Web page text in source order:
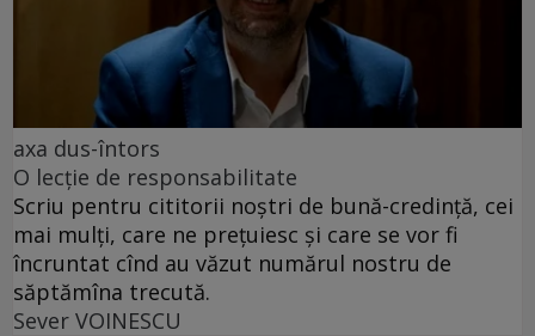
axa dus-întors
O lecție de responsabilitate
Scriu pentru cititorii noștri de bună-credință, cei
mai mulți, care ne prețuiesc și care se vor fi
încruntat cînd au văzut numărul nostru de
săptămîna trecută.
Sever VOINESCU